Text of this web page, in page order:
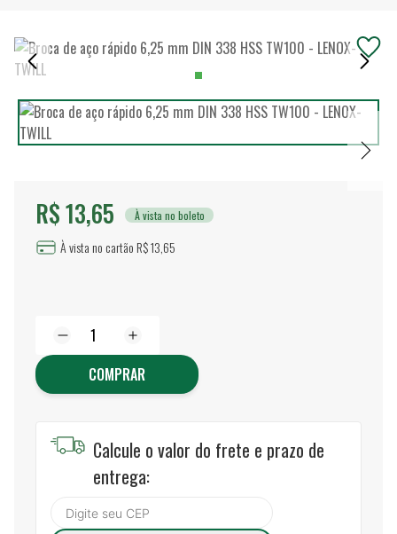
R$ 13,65 À vista no boleto
À vista no cartão R$ 13,65
COMPRAR
Calcule o valor do frete e prazo de
entrega: